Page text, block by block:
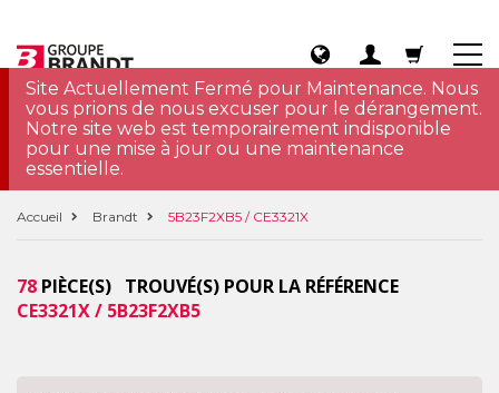
Site Actuellement Fermé pour Maintenance. Nous
vous prions de nous excuser pour le dérangement.
Notre site web est temporairement indisponible
pour une mise à jour ou une maintenance
essentielle.
Accueil Brandt 5B23F2XB5 / CE3321X
78 PIÈCE(S) TROUVÉ(S) POUR LA RÉFÉRENCE
CE3321X / 5B23F2XB5